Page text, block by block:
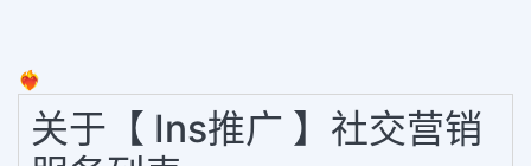
❤️‍🔥
关于【 Ins推广 】社交营销